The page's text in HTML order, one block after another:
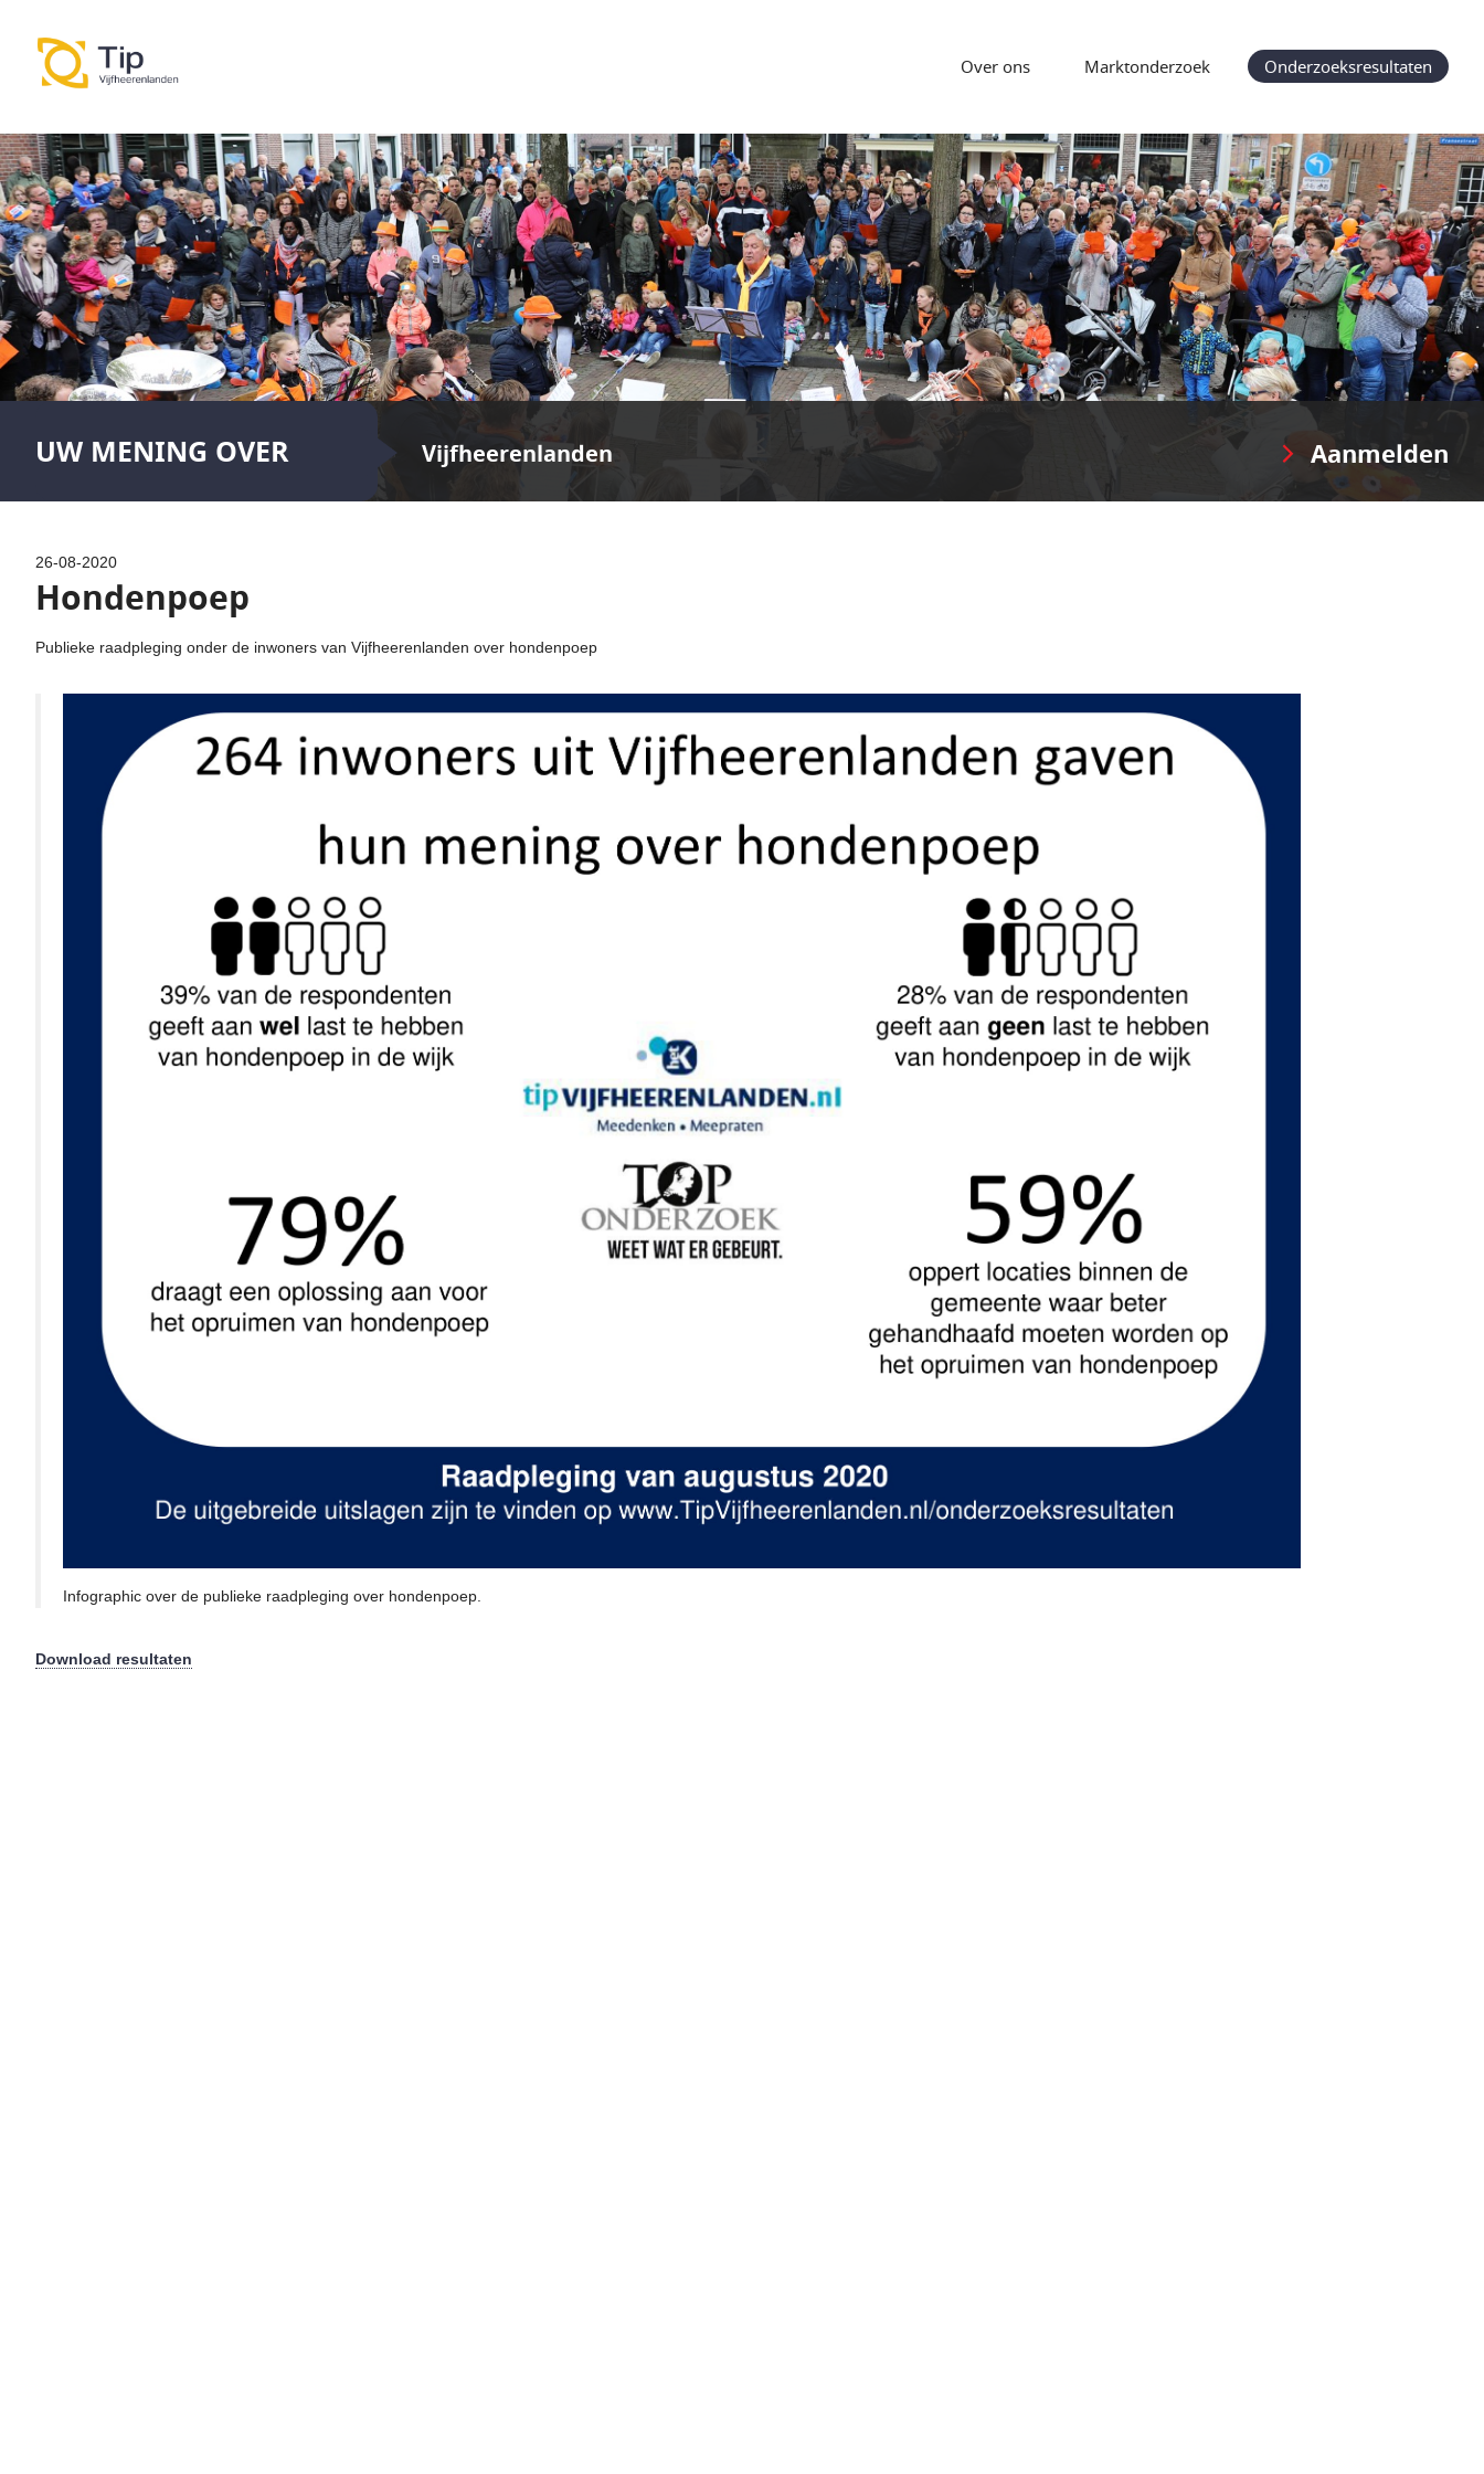
Over ons Marktonderzoek Onderzoeksresultaten
UW MENING OVER Vijfheerenlanden Aanmelden
26-08-2020
Hondenpoep
Publieke raadpleging onder de inwoners van Vijfheerenlanden over hondenpoep
Infographic over de publieke raadpleging over hondenpoep.
Download resultaten